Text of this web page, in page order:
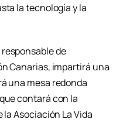
la tecnología y la
de
Canarias, impartirá una
una mesa redonda
que contará con la
Asociación La Vida